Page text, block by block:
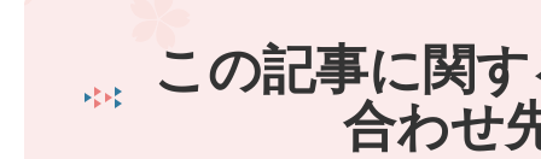
この記事に関
合わせ